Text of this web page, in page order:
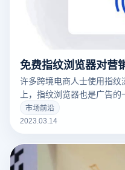
免费指纹浏览器对营
许多跨境电商人士使用指
上，指纹浏览器也是广告的
告营销人员解决许多问题。
市场前沿
2023.03.14